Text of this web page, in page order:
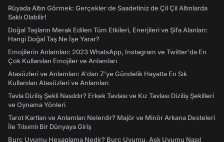
Rüyada Altın Görmek: Gerçekler de Saadetiniz de Çil Çil Altınlarda
Saklı Olabilir!
Doğal Taşların Merak Edilen Tüm Etkileri, Enerjileri ve Şifa Alanları:
Hangi Doğal Taş Ne İşe Yarar?
Emojilerin Anlamları: 2023 WhatsApp, Instagram ve Twitter'da En
Çok Kullanılan Emojiler ve Anlamları
Atasözleri ve Anlamları: A'dan Z'ye Gündelik Hayatta En Sık
Kullanılan Atasözleri ve Anlamları
Tavla Diziliş Şekli Nasıldır? Erkek Tavlası ve Kız Tavlası Diziliş Şekilleri
ve Oynama Yönleri
Tarot Kartları ve Anlamları Nelerdir? Majör ve Minör Arkana Desteleri
İle Tılsımlı Bir Dünyaya Giriş
Burç Uyumu Hesaplama Nedir? Burç Uyumu, Aşk Uyumu Nasıl